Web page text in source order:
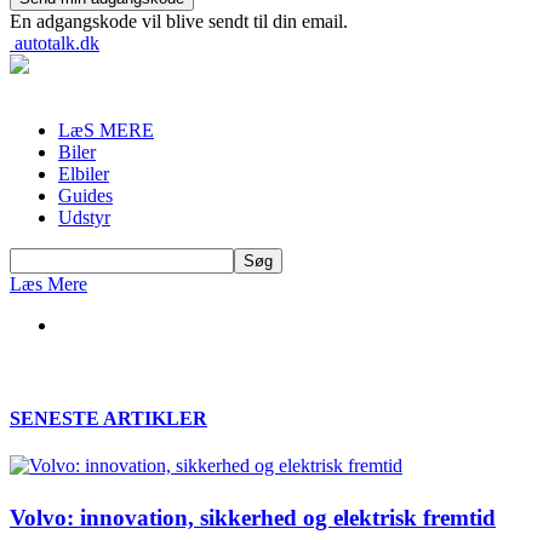
En adgangskode vil blive sendt til din email.
autotalk.dk
LæS MERE
Biler
Elbiler
Guides
Udstyr
Læs Mere
SENESTE ARTIKLER
Volvo: innovation, sikkerhed og elektrisk fremtid